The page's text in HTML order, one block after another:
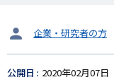
タ
ッ
企業・研究者の方
公開日 2020年02月07日